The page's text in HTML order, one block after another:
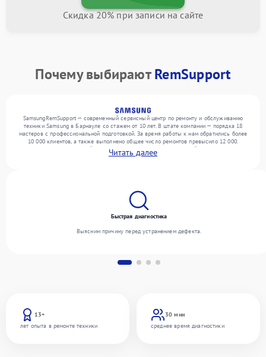
Скидка 20% при записи на сайте
Почему выбираютRemSupport
SamsungRemSupport — современный сервисный центр по ремонту и обслуживанию
техники Samsung в Барнауле со стажем от 10 лет. В штате компании — порядка 18
мастеров с профессиональной подготовкой. За время работы к нам обратились более
10 000 клиентов, а также выполнено общее число ремонтов превысило 12 000.
Ежемесячно в сервисный центр поступает более 300 обращений, включая , , . Мы
выполняем ремонт различного уровня сложности и поддерживаем высокий стандарт
Читать далее
13+
лет опыта в ремонте техники
30 мин
среднее время диагностики
Быстрая диагностика
Выясним причину перед устранением дефекта.